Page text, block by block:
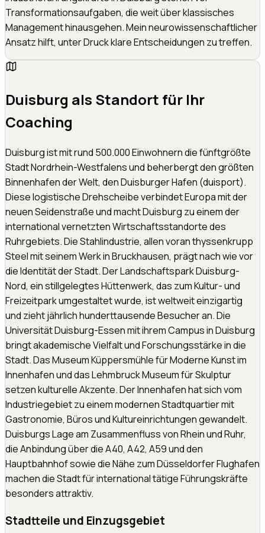
Transformationsaufgaben, die weit über klassisches
Management hinausgehen. Mein neurowissenschaftlicher
Ansatz hilft, unter Druck klare Entscheidungen zu treffen.
Duisburg als Standort für Ihr
Coaching
Duisburg ist mit rund 500.000 Einwohnern die fünftgrößte
Stadt Nordrhein-Westfalens und beherbergt den größten
Binnenhafen der Welt, den Duisburger Hafen (duisport).
Diese logistische Drehscheibe verbindet Europa mit der
neuen Seidenstraße und macht Duisburg zu einem der
international vernetzten Wirtschaftsstandorte des
Ruhrgebiets. Die Stahlindustrie, allen voran thyssenkrupp
Steel mit seinem Werk in Bruckhausen, prägt nach wie vor
die Identität der Stadt. Der Landschaftspark Duisburg-
Nord, ein stillgelegtes Hüttenwerk, das zum Kultur- und
Freizeitpark umgestaltet wurde, ist weltweit einzigartig
und zieht jährlich hunderttausende Besucher an. Die
Universität Duisburg-Essen mit ihrem Campus in Duisburg
bringt akademische Vielfalt und Forschungsstärke in die
Stadt. Das Museum Küppersmühle für Moderne Kunst im
Innenhafen und das Lehmbruck Museum für Skulptur
setzen kulturelle Akzente. Der Innenhafen hat sich vom
Industriegebiet zu einem modernen Stadtquartier mit
Gastronomie, Büros und Kultureinrichtungen gewandelt.
Duisburgs Lage am Zusammenfluss von Rhein und Ruhr,
die Anbindung über die A40, A42, A59 und den
Hauptbahnhof sowie die Nähe zum Düsseldorfer Flughafen
machen die Stadt für international tätige Führungskräfte
besonders attraktiv.
Stadtteile und Einzugsgebiet